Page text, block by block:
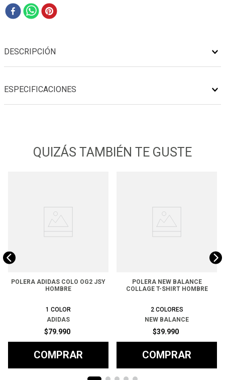
DESCRIPCIÓN
ESPECIFICACIONES
QUIZÁS TAMBIÉN TE GUSTE
POLERA ADIDAS COLO OG2 JSY
HOMBRE
1 COLOR
ADIDAS
$79.990
COMPRAR
POLERA NEW BALANCE
COLLAGE T-SHIRT HOMBRE
2 COLORES
NEW BALANCE
$39.990
COMPRAR